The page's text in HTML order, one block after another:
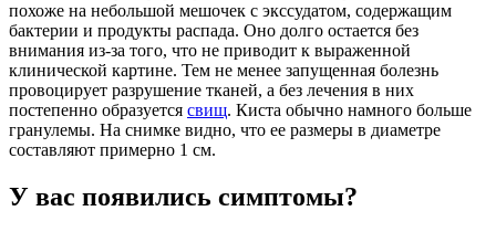
похоже на небольшой мешочек с экссудатом, содержащим
бактерии и продукты распада. Оно долго остается без
внимания из-за того, что не приводит к выраженной
клинической картине. Тем не менее запущенная болезнь
провоцирует разрушение тканей, а без лечения в них
постепенно образуется свищ. Киста обычно намного больше
гранулемы. На снимке видно, что ее размеры в диаметре
составляют примерно 1 см.
У вас появились симптомы?